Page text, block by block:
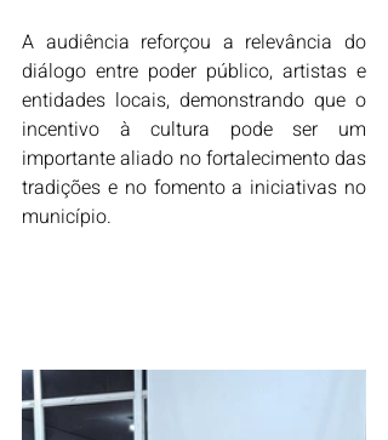
A audiência reforçou a relevância do
diálogo entre poder público, artistas e
entidades locais, demonstrando que o
incentivo à cultura pode ser um
importante aliado no fortalecimento das
tradições e no fomento a iniciativas no
município.